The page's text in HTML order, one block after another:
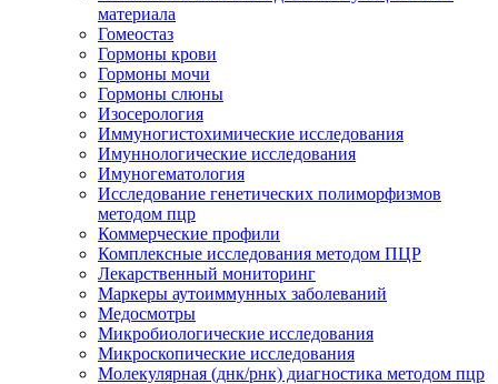
материала
Гомеостаз
Гормоны крови
Гормоны мочи
Гормоны слюны
Изосерология
Иммуногистохимические исследования
Имуннологические исследования
Имуногематология
Исследование генетических полиморфизмов
методом пцр
Коммерческие профили
Комплексные исследования методом ПЦР
Лекарственный мониторинг
Маркеры аутоиммунных заболеваний
Медосмотры
Микробиологические исследования
Микроскопические исследования
Молекулярная (днк/рнк) диагностика методом пцр